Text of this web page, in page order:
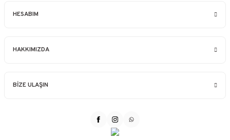
HESABIM
HAKKIMIZDA
BİZE ULAŞIN